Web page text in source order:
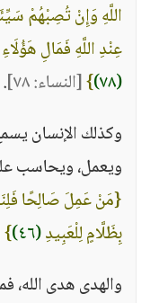
اللَّهِ وَإِنْ تُصِبْهُمْ
عِنْدِ اللَّهِ فَمَالِ
(٧٨)
}[النساء: ٧٨]
.
وكذلك الإنسان
ويعمل، ويحاسب
{مَنْ عَمِلَ صَالِحًا
بِظَلَّامٍ لِلْعَبِيدِ(٤٦) }
والهدى هدى الله،